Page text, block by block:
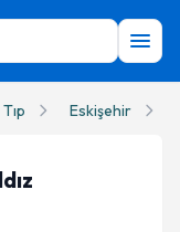
Eskişehir